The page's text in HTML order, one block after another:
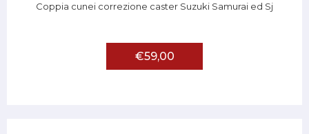
Coppia cunei correzione caster Suzuki Samurai ed Sj
€59,00